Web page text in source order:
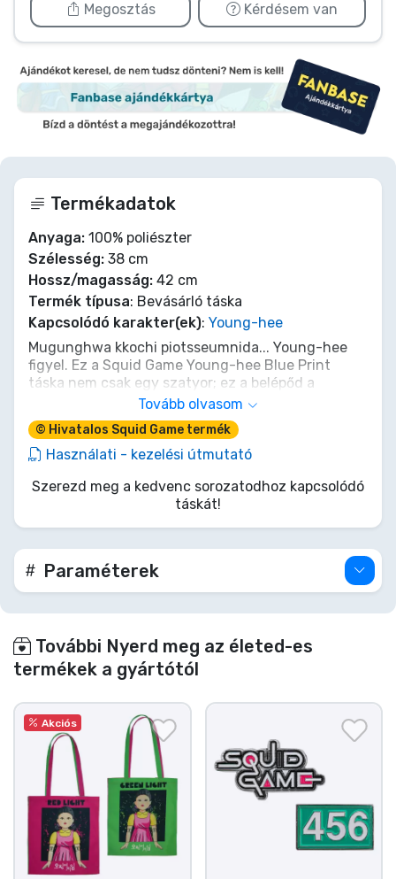
Megosztás Kérdésem van
Termékadatok
Anyaga: 100% poliészter
Szélesség: 38 cm
Hossz/magasság: 42 cm
Termék típusa: Bevásárló táska
Kapcsolódó karakter(ek): Young-hee
Mugunghwa kkochi piotsseumnida... Young-hee
figyel. Ez a Squid Game Young-hee Blue Print
táska nem csak egy szatyor; ez a belépőd a
mindennapok Első Játékába. Hordd benne a
legfontosabbakat, a dalgonádat, talán még az
üveggolyóidat is. De ne feledd a szabályokat: Zöld
lámpa a kosárba helyezéshez, piros lámpa, ha
ikonikus darabot! Biztosítsd túlélőfelszerelésed,
456-os játékos... vagy bármelyik elég bátor
játékos.
Tovább olvasom
© Hivatalos Squid Game termék
Használati - kezelési útmutató
Szerezd meg a kedvenc sorozatodhoz kapcsolódó
táskát!
Paraméterek
További Nyerd meg az életed-es
termékek a gyártótól
Akciós